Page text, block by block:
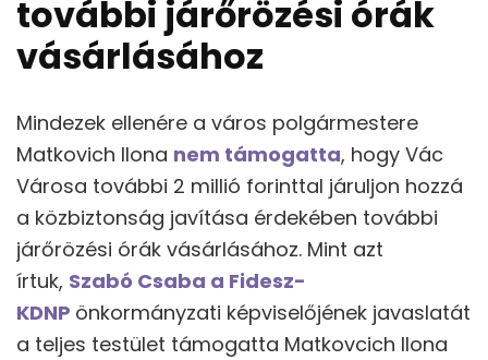
további járőrözési órák
vásárlásához
Mindezek ellenére a város polgármestere
Matkovich Ilona nem támogatta, hogy Vác
Városa további 2 millió forinttal járuljon hozzá
a közbiztonság javítása érdekében további
járőrözési órák vásárlásához. Mint azt
írtuk, Szabó Csaba a Fidesz-
KDNP önkormányzati képviselőjének javaslatát
a teljes testület támogatta Matkovcich Ilona